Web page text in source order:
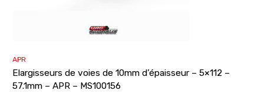
APR
Elargisseurs de voies de 10mm d’épaisseur – 5×112 –
57.1mm – APR – MS100156